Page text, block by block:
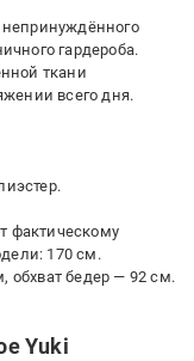
гардероба.
ткани
всего дня.
фактическому
170 см.
обхват бедер — 92 см.
Yuki